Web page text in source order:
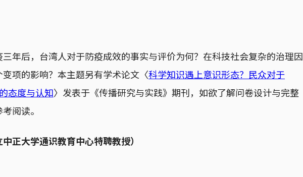
三年后，台湾人对于防疫成效的事实与评价为何？在科技社会复杂的治理因
项的影响？本主题另有学术论文〈科学知识遇上意识形态？民众对于
态度与认知〉发表于《传播研究与实践》期刊，如欲了解问卷设计与完整
阅读。
中正大学通识教育中心特聘教授）